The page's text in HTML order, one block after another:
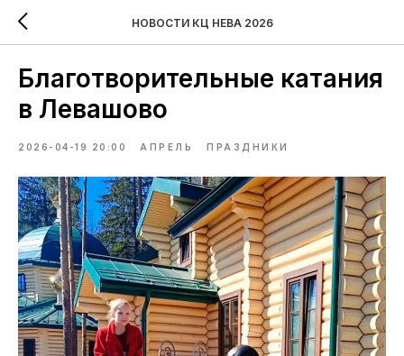
НОВОСТИ КЦ НЕВА 2026
Благотворительные катания
в Левашово
2026-04-19 20:00 АПРЕЛЬ ПРАЗДНИКИ